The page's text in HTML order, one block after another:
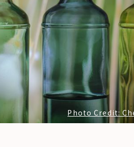
Photo Credit: